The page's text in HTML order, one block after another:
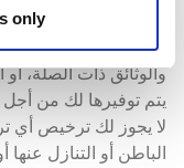
onlyتراخيص البرمجيات
لا يحق لك الحصول
والوثائق ذات الصلة،
يتم توفيرها لك من
لا يجوز لك ترخيص أي
الباطن أو التنازل عنها